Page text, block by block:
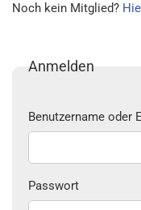
Noch kein Mitglied?
Anmelden
Benutzername oder
Passwort